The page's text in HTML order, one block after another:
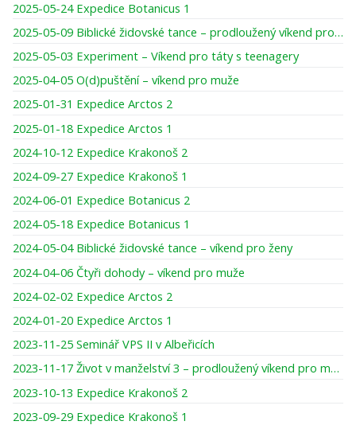
2025-05-24 Expedice Botanicus 1
2025-05-09 Biblické židovské tance – prodloužený víkend pro ženy
2025-05-03 Experiment – Víkend pro táty s teenagery
2025-04-05 O(d)puštění – víkend pro muže
2025-01-31 Expedice Arctos 2
2025-01-18 Expedice Arctos 1
2024-10-12 Expedice Krakonoš 2
2024-09-27 Expedice Krakonoš 1
2024-06-01 Expedice Botanicus 2
2024-05-18 Expedice Botanicus 1
2024-05-04 Biblické židovské tance – víkend pro ženy
2024-04-06 Čtyři dohody – víkend pro muže
2024-02-02 Expedice Arctos 2
2024-01-20 Expedice Arctos 1
2023-11-25 Seminář VPS II v Albeřicích
2023-11-17 Život v manželství 3 – prodloužený víkend pro muže
2023-10-13 Expedice Krakonoš 2
2023-09-29 Expedice Krakonoš 1